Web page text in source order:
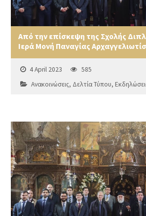
Από την επίσκεψη της Σχολής
Ιερά Μονή Παναγίας
4 April 2023
585
Ανακοινώσεις, Δελτία Τύπου,